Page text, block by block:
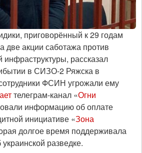
приговорённый к 29 годам
две акции саботажа против
инфраструктуры, рассказал
в СИЗО-2 Ряжска в
ФСИН угрожали ему
телеграм-канал «Огни
информацию об оплате
инициативе «Зона
долгое время поддерживала
разведке.